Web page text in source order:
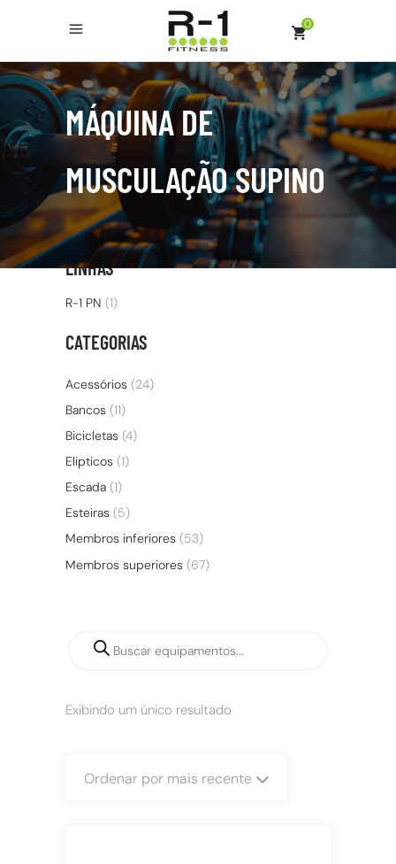
0
MÁQUINA DE
MUSCULAÇÃO SUPINO
Exibindo um único resultado
Ordenar por mais recente
LINHAS
R-1 PN (1)
CATEGORIAS
Acessórios (24)
Bancos (11)
Bicicletas (4)
Elipticos (1)
Escada (1)
Esteiras (5)
Membros inferiores (53)
Membros superiores (67)